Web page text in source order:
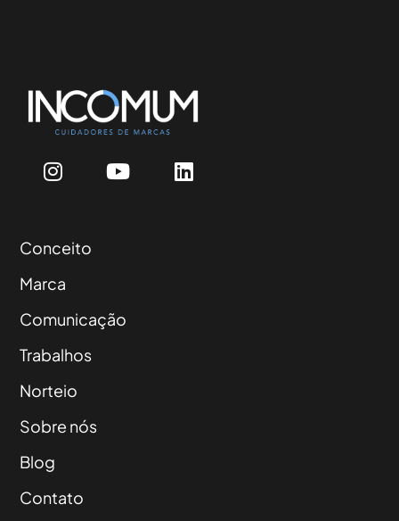
Conceito
Marca
Comunicação
Trabalhos
Norteio
Sobre nós
Blog
Contato